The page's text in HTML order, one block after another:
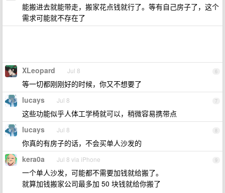
能搬进去就能带走，搬家花点钱就行了。等有自己房子了，这个
需求可能就不存在了
6
XLeopard Jul 8
等一切都刚刚好的时候，你又不想要了
7
lucays Jul 8
这些功能似乎人体工学椅就可以，稍微容易携带点
8
lucays Jul 8
你真的有房子的话，不会买单人沙发的
9
kera0a Jul 8 via iPhone
一个单人沙发，可能都不需要加钱就给搬了。
就算加钱搬家公司最多加 50 块钱就给你搬了